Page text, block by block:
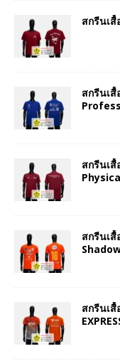
สกรีนเสื้
สกรีนเสื้
สกรีนเสื้
สกรีนเ
สกรีนเสื้